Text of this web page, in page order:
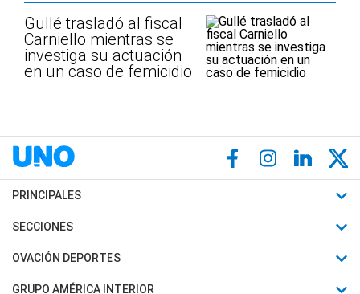
Gullé trasladó al fiscal
Carniello mientras se
investiga su actuación
en un caso de femicidio
PRINCIPALES
Últimas Noticias
Política
SECCIONES
Horóscopo
Motores
OVACIÓN DEPORTES
Fútbol
GRUPO AMÉRICA INTERIOR